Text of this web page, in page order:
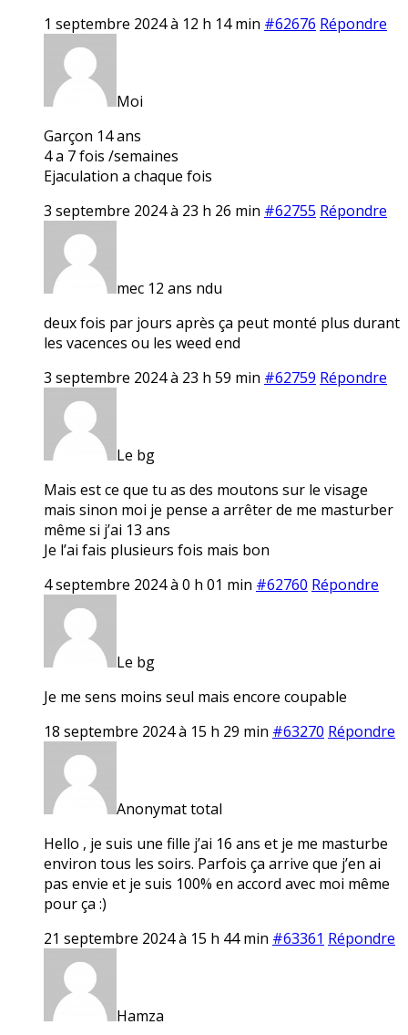
1 septembre 2024 à 12 h 14 min #62676 Répondre
Moi
Garçon 14 ans
4 a 7 fois /semaines
Ejaculation a chaque fois
3 septembre 2024 à 23 h 26 min #62755 Répondre
mec 12 ans ndu
deux fois par jours après ça peut monté plus durant
les vacences ou les weed end
3 septembre 2024 à 23 h 59 min #62759 Répondre
Le bg
Mais est ce que tu as des moutons sur le visage
mais sinon moi je pense a arrêter de me masturber
même si j’ai 13 ans
Je l’ai fais plusieurs fois mais bon
4 septembre 2024 à 0 h 01 min #62760 Répondre
Le bg
Je me sens moins seul mais encore coupable
18 septembre 2024 à 15 h 29 min #63270 Répondre
Anonymat total
Hello , je suis une fille j’ai 16 ans et je me masturbe
environ tous les soirs. Parfois ça arrive que j’en ai
pas envie et je suis 100% en accord avec moi même
pour ça :)
21 septembre 2024 à 15 h 44 min #63361 Répondre
Hamza